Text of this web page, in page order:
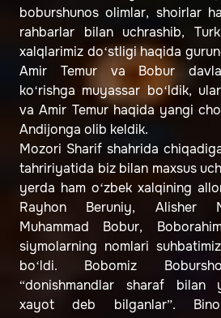
boburshunos olimlar, shoirlar
rahbarlar bilan uchrashib,
xalqlarimiz do‘stligi haqida
Amir Temur va Bobur
ko‘rishga muyassar bo‘ldik,
va Amir Temur haqida yangi
Andijonga olib keldik.
Mozori Sharif shahrida
tahririyatida biz bilan maxsus
yerda ham o‘zbek xalqining
Rayhon Beruniy, Alisher
Muhammad Bobur,
siymolarning nomlari
bo‘ldi. Bobomiz
“donishmandlar sharaf bilan
xayot deb bilganlar”.